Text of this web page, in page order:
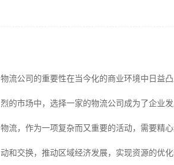
物流公司的重要性在当今化的商业环境中日益
烈的市场中，选择一家的物流公司成为了企业发
物流，作为一项复杂而又重要的活动，需要精
动和交换，推动区域经济发展，实现资源的优